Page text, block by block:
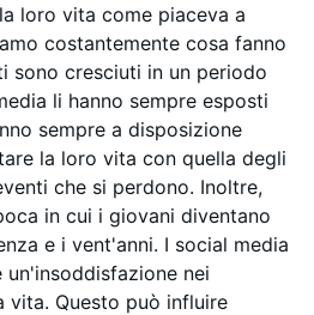
loro vita come piaceva a
costantemente cosa fanno
sono cresciuti in un periodo
li hanno sempre esposti
sempre a disposizione
la loro vita con quella degli
che si perdono. Inoltre,
in cui i giovani diventano
e i vent'anni. I social media
nei
Questo può influire